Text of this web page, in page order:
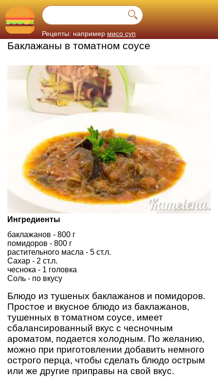
Рецепты: например мисо суп
Баклажаны в томатном соусе
Ингредиенты
баклажанов - 800 г
помидоров - 800 г
растительного масла - 5 ст.л.
Сахар - 2 ст.л.
чеснока - 1 головка
Соль - по вкусу
Блюдо из тушеных баклажанов и помидоров.
Простое и вкусное блюдо из баклажанов,
тушенных в томатном соусе, имеет
сбалансированный вкус с чесночным
ароматом, подается холодным. По желанию,
можно при приготовлении добавить немного
острого перца, чтобы сделать блюдо острым
или же другие приправы на свой вкус.